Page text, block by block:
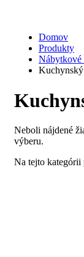
Domov
Produkty
Nábytkové
Neboli nájdené
výberu.
Na tejto kategórii